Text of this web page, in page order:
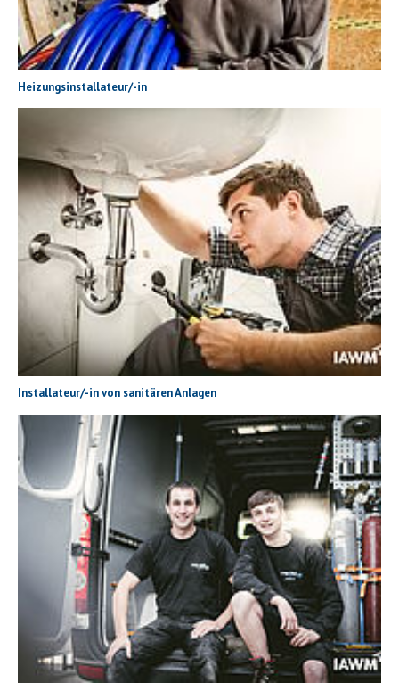
Heizungsinstallateur/-in
Installateur/-in von sanitären Anlagen